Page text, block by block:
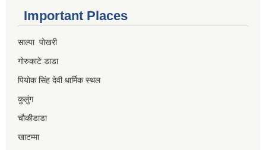
Important Places
साल्पा पोखरी
गोरुकाटे डाडा
पियोक सिंह देवी धार्मिक स्थल
कुलुंग
चौकीडाडा
खाटम्मा